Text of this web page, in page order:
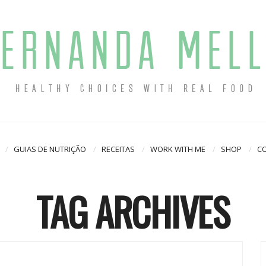
GUIAS DE NUTRIÇÃO RECEITAS WORK WITH ME SHOP
TAG ARCHIVES